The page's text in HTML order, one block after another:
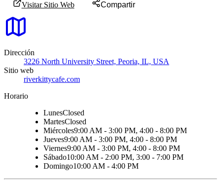
Visitar Sitio Web Compartir
Dirección
3226 North University Street, Peoria, IL, USA
Sitio web
riverkittycafe.com
Horario
LunesClosed
MartesClosed
Miércoles9:00 AM - 3:00 PM, 4:00 - 8:00 PM
Jueves9:00 AM - 3:00 PM, 4:00 - 8:00 PM
Viernes9:00 AM - 3:00 PM, 4:00 - 8:00 PM
Sábado10:00 AM - 2:00 PM, 3:00 - 7:00 PM
Domingo10:00 AM - 4:00 PM